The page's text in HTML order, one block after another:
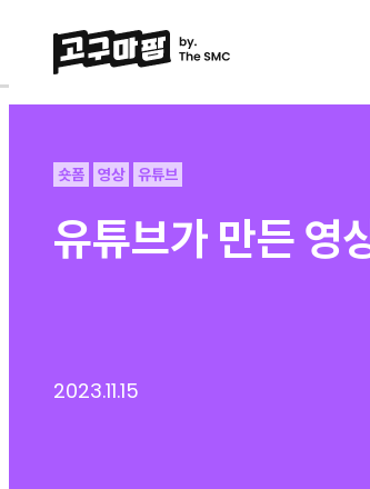
숏폼 영상 유튜브
유튜브가 만든 영
2023.11.15